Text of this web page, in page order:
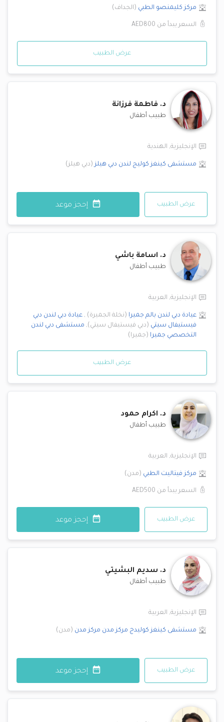
مركز كليمنصو الطبي (الجداف)
السعر يبدأ من AED800
عرض الطبيب
د. فاطمة فرزانة
طبيب أطفال
الإنجليزية, الهندية
مستشفى كينغز كوليج لندن دبي هيلز (دبي هيلز)
عرض الطبيب إحجز موعد
د. اسامة باشي
طبيب أطفال
الإنجليزية, العربية
عيادة دبي لندن بالم جميرا (نخلة الجميرة)
, عيادة دبي لندن دبي
فيستيفال سيتي (دبي فيستيفال سيتي)
, مستشفى دبي لندن
التخصصي جميرا (جميرا)
عرض الطبيب
د. اكرام حمود
طبيب أطفال
الإنجليزية, العربية
مركز فيتاليت الطبي (مدن)
السعر يبدأ من AED500
عرض الطبيب إحجز موعد
د. سديم البشيتي
طبيب أطفال
الإنجليزية, العربية
مستشفى كينغز كوليدج مركز مدن مركز مدن (مدن)
عرض الطبيب إحجز موعد